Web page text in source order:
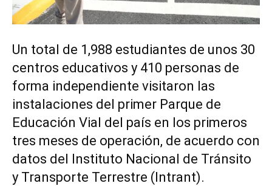
Un total de 1,988 estudiantes de unos 30
centros educativos y 410 personas de
forma independiente visitaron las
instalaciones del primer Parque de
Educación Vial del país en los primeros
tres meses de operación, de acuerdo con
datos del Instituto Nacional de Tránsito
y Transporte Terrestre (Intrant).